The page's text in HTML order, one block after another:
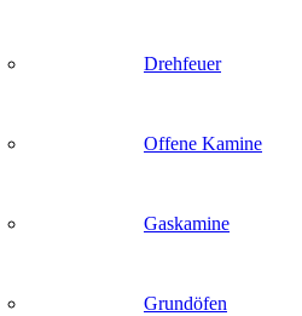
Drehfeuer
Offene Kamine
Gaskamine
Grundöfen